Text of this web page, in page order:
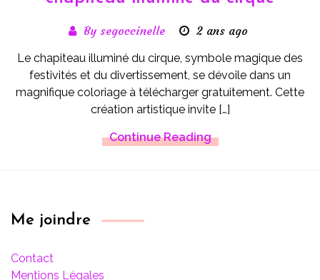
By segoccinelle 2 ans ago
Le chapiteau illuminé du cirque, symbole magique des
festivités et du divertissement, se dévoile dans un
magnifique coloriage à télécharger gratuitement. Cette
création artistique invite […]
Continue Reading
Me joindre
Contact
Mentions Légales